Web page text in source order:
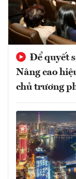
Để quyết
Nâng cao
chủ trương